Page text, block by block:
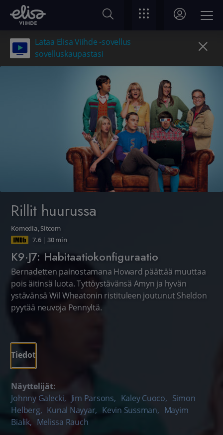
Lataa Elisa Viihde -sovellus
sovelluskaupastasi
Rillit huurussa
Komedia,Sitcom
7.6| 30 min
K9·J7: Habitaatiokonfiguraatio
Bernadetten painostamana Howard päättää muuttaa
pois äitinsä luota. Tyttöystävänsä Amyn ja hyvän
ystävänsä Wil Wheatonin ristituleen joutunut Sheldon
pyytää neuvoja Pennyltä.
Tiedot
Näyttelijät:
Johnny Galecki, Jim Parsons, Kaley Cuoco, Simon
Helberg, Kunal Nayyar, Kevin Sussman, Mayim
Bialik, Melissa Rauch